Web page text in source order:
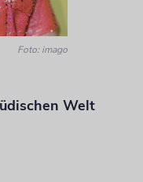
Foto: imago
Welt